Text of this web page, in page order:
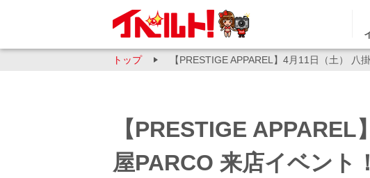
トップ 【PRESTIGE APPAREL】4月11日（土） 八
【PRESTIGE
屋PARCO 来店イベント！